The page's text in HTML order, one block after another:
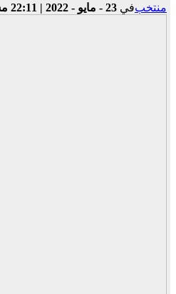
منتخبفي 23 - مايو - 2022 | 22:11 مساءً